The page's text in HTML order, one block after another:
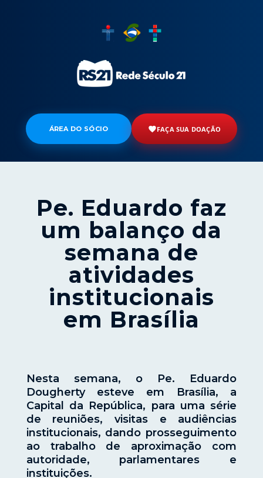
ÁREA DO SÓCIO FAÇA SUA DOAÇÃO
Pe. Eduardo faz
um balanço da
semana de
atividades
institucionais
em Brasília
Nesta semana, o Pe. Eduardo
Dougherty esteve em Brasília, a
Capital da República, para uma série
de reuniões, visitas e audiências
institucionais, dando prosseguimento
ao trabalho de aproximação com
autoridade, parlamentares e
instituições.